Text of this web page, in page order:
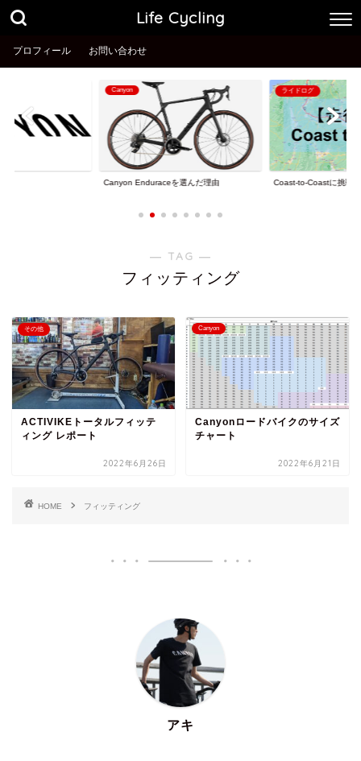
Life Cycling
プロフィール お問い合わせ
Canyon
Canyon Enduraceを選んだ理由
ライドログ
Coast-to-Coastに挑戦！
― TAG ―
フィッティング
その他
ACTIVIKEトータルフィッテ
ィング レポート
2022年6月26日
Canyon
Canyonロードバイクのサイズ
チャート
2022年6月21日
HOME フィッティング
アキ